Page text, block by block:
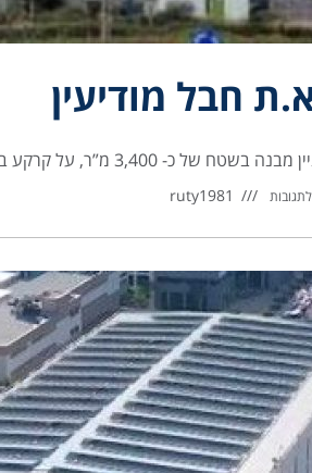
חבל מודיעין
בשטח כ-5.2 דונם. הנכס כולל מערכות
ruty1981